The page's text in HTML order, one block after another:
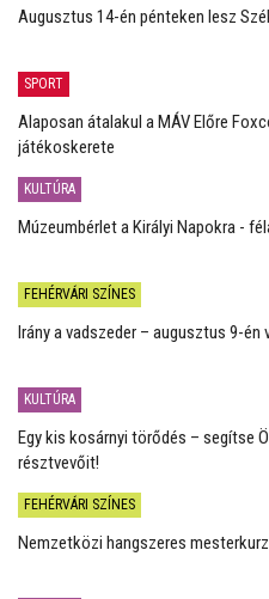
Augusztus 14-én pénteken lesz
SPORT
Alaposan átalakul a MÁV Előre
játékoskerete
KULTÚRA
Múzeumbérlet a Királyi Napokra -
FEHÉRVÁRI SZÍNES
Irány a vadszeder – augusztus 9-
KULTÚRA
Egy kis kosárnyi törődés – segítse
résztvevőit!
FEHÉRVÁRI SZÍNES
Nemzetközi hangszeres